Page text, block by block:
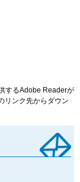
するAdobe Readerが
リンク先からダウン